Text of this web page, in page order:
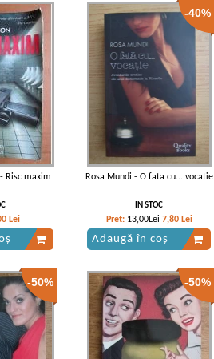
Risc maxim
Lei
-40%
Rosa Mundi - O fata cu... vocatie
IN STOC
Pret:13,00Lei 7,80 Lei
Adaugă în coș
-50% -50%